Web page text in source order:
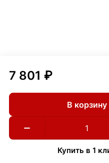
7 801 ₽
В корзину
Купить в 1